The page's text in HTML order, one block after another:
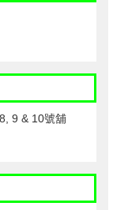
9 & 10號舖